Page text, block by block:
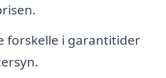
forskelle i garantitider